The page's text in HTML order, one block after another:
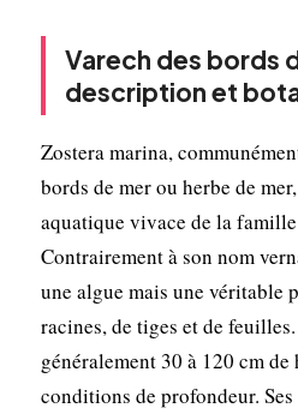
Varech des bords
description et
Zostera marina,
bords de mer ou herbe de
aquatique vivace de la famille
Contrairement à son nom
une algue mais une véritable
racines, de tiges et de
généralement 30 à 120 cm
conditions de profondeur.